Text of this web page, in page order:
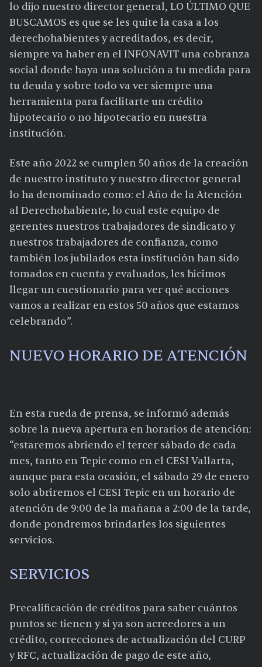
lo dijo nuestro director general, LO ÚLTIMO QUE
BUSCAMOS es que se les quite la casa a los
derechohabientes y acreditados, es decir,
siempre va haber en el INFONAVIT una cobranza
social donde haya una solución a tu medida para
tu deuda y sobre todo va ver siempre una
herramienta para facilitarte un crédito
hipotecario o no hipotecario en nuestra
institución.
Este año 2022 se cumplen 50 años de la creación
de nuestro instituto y nuestro director general
lo ha denominado como: el Año de la Atención
al Derechohabiente, lo cual este equipo de
gerentes nuestros trabajadores de sindicato y
nuestros trabajadores de confianza, como
también los jubilados esta institución han sido
tomados en cuenta y evaluados, les hicimos
llegar un cuestionario para ver qué acciones
vamos a realizar en estos 50 años que estamos
celebrando”.
NUEVO HORARIO DE ATENCIÓN
En esta rueda de prensa, se informó además
sobre la nueva apertura en horarios de atención:
“estaremos abriendo el tercer sábado de cada
mes, tanto en Tepic como en el CESI Vallarta,
aunque para esta ocasión, el sábado 29 de enero
solo abriremos el CESI Tepic en un horario de
atención de 9:00 de la mañana a 2:00 de la tarde,
donde pondremos brindarles los siguientes
servicios.
SERVICIOS
Precalificación de créditos para saber cuántos
puntos se tienen y si ya son acreedores a un
crédito, correcciones de actualización del CURP
y RFC, actualización de pago de este año,